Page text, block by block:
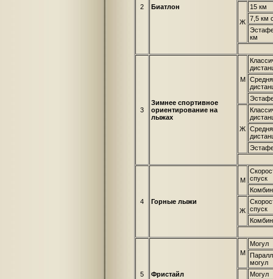
2 Биатлон
Ж
15 км
7,5 км
км
3
Зимнее спортивное
ориентирование на
лыжах
М
Ж
4 Горные лыжи
М
спуск
Ж спуск
5 Фристайл
М
Могул
могул
Могул